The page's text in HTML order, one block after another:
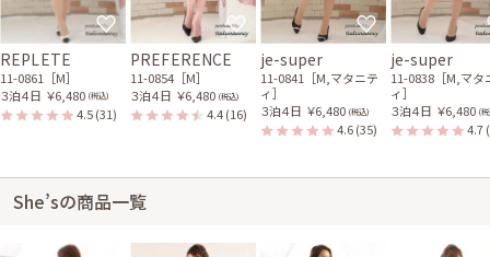
REPLETE
11-0861［M］
３泊４日 ￥6,480 (税込)
4.5(31)
PREFERENCE
11-0854［M］
３泊４日 ￥6,480 (税込)
4.4(16)
je-super
11-0841［M,マタニテ
ィ］
３泊４日 ￥6,480 (税込)
4.6(35)
je-super
11-0838［M,マタ
ィ］
３泊４日 ￥6,480 (
4.7
She’sの商品一覧